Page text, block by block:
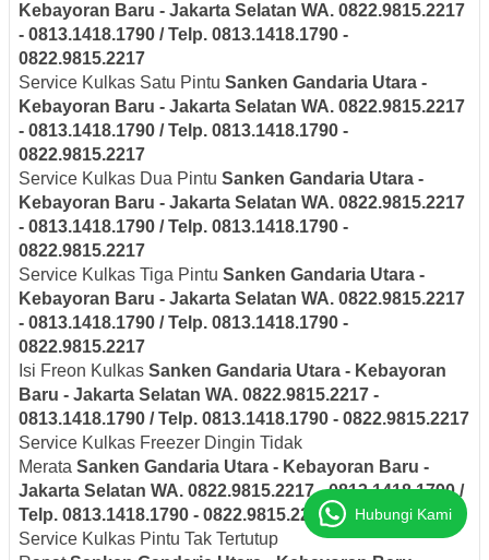
Kebayoran Baru - Jakarta Selatan WA. 0822.9815.2217
- 0813.1418.1790 / Telp. 0813.1418.1790 -
0822.9815.2217
Service Kulkas Satu Pintu Sanken Gandaria Utara -
Kebayoran Baru - Jakarta Selatan WA. 0822.9815.2217
- 0813.1418.1790 / Telp. 0813.1418.1790 -
0822.9815.2217
Service Kulkas Dua Pintu Sanken Gandaria Utara -
Kebayoran Baru - Jakarta Selatan WA. 0822.9815.2217
- 0813.1418.1790 / Telp. 0813.1418.1790 -
0822.9815.2217
Service Kulkas Tiga Pintu Sanken Gandaria Utara -
Kebayoran Baru - Jakarta Selatan WA. 0822.9815.2217
- 0813.1418.1790 / Telp. 0813.1418.1790 -
0822.9815.2217
Isi Freon Kulkas Sanken Gandaria Utara - Kebayoran
Baru - Jakarta Selatan WA. 0822.9815.2217 -
0813.1418.1790 / Telp. 0813.1418.1790 - 0822.9815.2217
Service Kulkas Freezer Dingin Tidak
Merata Sanken Gandaria Utara - Kebayoran Baru -
Jakarta Selatan WA. 0822.9815.2217 - 0813.1418.1790 /
Telp. 0813.1418.1790 - 0822.9815.2217
Service Kulkas Pintu Tak Tertutup
Hubungi Kami